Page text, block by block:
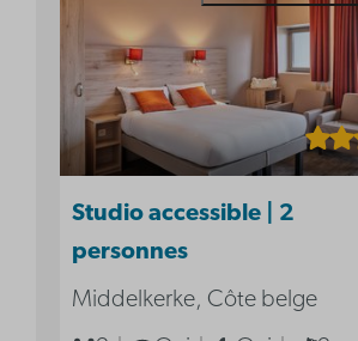
Studio accessible | 2
personnes
Middelkerke, Côte belge